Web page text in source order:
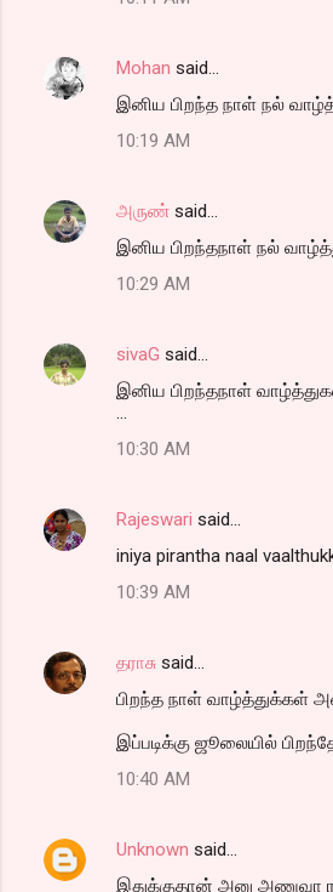
Mohan said…
இனிய பிறந்த நாள் நல்
10:19 AM
அருண் said…
இனிய பிறந்தநாள் நல்
10:29 AM
sivaG said…
இனிய பிறந்தநாள்
10:30 AM
Rajeswari said…
iniya pirantha naal
10:39 AM
தராசு said…
பிறந்த நாள் வாழ்த்துக்கள்
இப்படிக்கு ஜூலையில்
10:40 AM
Unknown said…
இதுக்குதான் அனு அணுவா